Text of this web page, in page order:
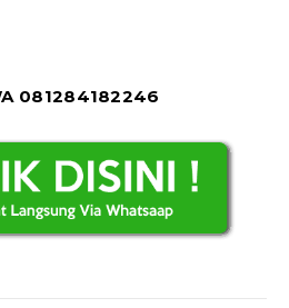
081284182246